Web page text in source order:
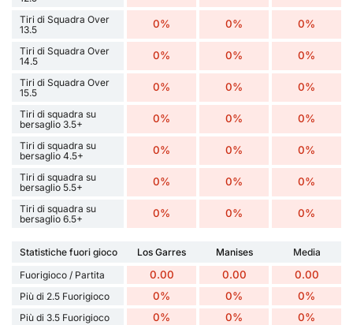
Tiri di Squadra Over
13.5
0% 0% 0%
Tiri di Squadra Over
14.5
0% 0% 0%
Tiri di Squadra Over
15.5
0% 0% 0%
Tiri di squadra su
bersaglio 3.5+
0% 0% 0%
Tiri di squadra su
bersaglio 4.5+
0% 0% 0%
Tiri di squadra su
bersaglio 5.5+
0% 0% 0%
Tiri di squadra su
bersaglio 6.5+
0% 0% 0%
Statistiche fuori gioco Los Garres Manises
Media
Fuorigioco / Partita
0.00 0.00 0.00
Più di 2.5 Fuorigioco 0% 0% 0%
Più di 3.5 Fuorigioco 0% 0% 0%